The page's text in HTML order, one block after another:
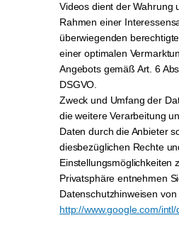
Videos dient der Wahrung
Rahmen einer
überwiegenden
einer optimalen
Angebots gemäß Art. 6
DSGVO.
Zweck und Umfang der
die weitere Verarbeitung
Daten durch die Anbieter
diesbezüglichen Rechte
Einstellungsmöglichkeiten
Privatsphäre entnehmen
Datenschutzhinweisen
http://www.google.com/